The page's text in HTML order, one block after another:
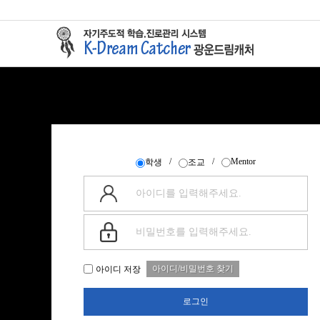
학생 / 조교 / Mentor
아이디 저장 아이디/비밀번호 찾기